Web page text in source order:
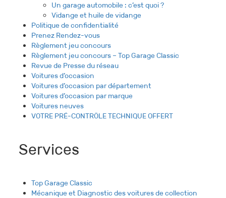
Un garage automobile : c’est quoi ?
Vidange et huile de vidange
Politique de confidentialité
Prenez Rendez-vous
Règlement jeu concours
Règlement jeu concours – Top Garage Classic
Revue de Presse du réseau
Voitures d’occasion
Voitures d’occasion par département
Voitures d’occasion par marque
Voitures neuves
VOTRE PRÉ-CONTRÔLE TECHNIQUE OFFERT
Services
Top Garage Classic
Mécanique et Diagnostic des voitures de collection